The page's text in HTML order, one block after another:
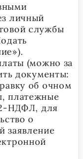
личный
службы
(можно за
документы:
об очном
платежные
2-НДФЛ, для
о
заявление